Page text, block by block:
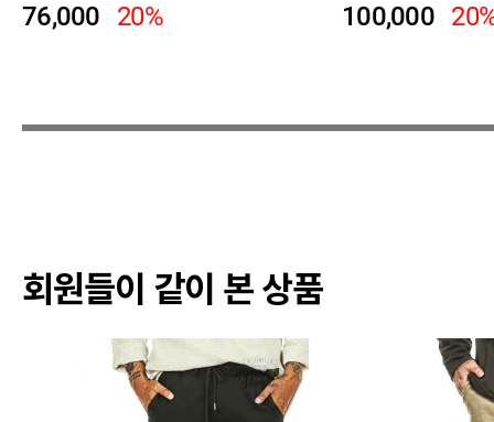
76,000 20% 100,000
회원들이 같이 본 상품